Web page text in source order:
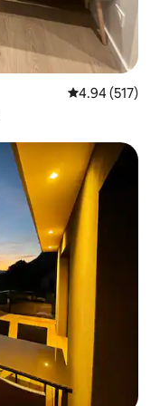
औसत रेटिंग 5 में से
4.94 (517)